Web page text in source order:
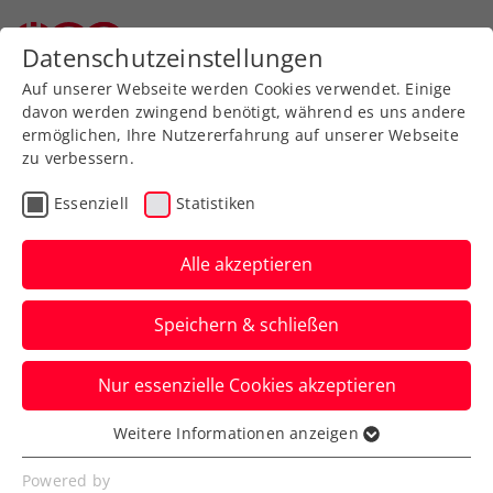
Zurück zur Newsübersicht
Turniere
Generali Open Kitzbühel:
Auch Schwärzler erhält
Wildcard
Dadurch stehen insgesamt vier
Österreicher im Hauptbewerb des ATP-
250-Heimturniers in Tirol.
Verfasst von: Presseaussendung / Redaktion, 16.07.2025
Datenschutzeinstellungen
Auf unserer Webseite werden Cookies verwendet. Einige
davon werden zwingend benötigt, während es uns andere
ermöglichen, Ihre Nutzererfahrung auf unserer Webseite
zu verbessern.
Essenziell Statistiken
Alle akzeptieren
Speichern & schließen
Nur essenzielle Cookies akzeptieren
Essenziell
Essenzielle Cookies werden für grundlegende
Weitere Informationen anzeigen
Powered by